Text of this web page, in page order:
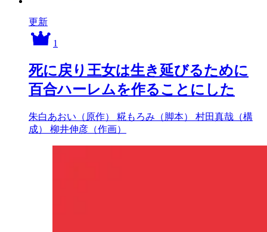
更新
1
死に戻り王女は生き延びるために
百合ハーレムを作ることにした
朱白あおい（原作） 糀もろみ（脚本） 村田真哉（構
成） 柳井伸彦（作画）